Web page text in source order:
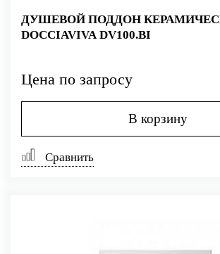
ДУШЕВОЙ ПОДДОН
DOCCIAVIVA DV100.BI
Цена по запросу
В корзину
Сравнить